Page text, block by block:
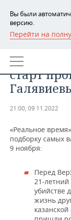
Вы были
версию.
Перейти на
РЕГИОНЫ
ТАТАРСТАН
НОВОСТИ
АНАЛИТИКА
ДЕКЛАРАЦИИ
КОРОЛИ
ВУЗЫ
КОМУ
ТОРГОВЫЕ
ТАТАРСТАНА
НОВОСТИ
ФИНАНСЫ
БАНКИ
БЮДЖЕТ
ИНВЕСТИЦИИ
НОВОСТИ
АГРОПРОМ
НОВОСТИ
АВТО
НОВОСТИ
БИЗНЕС
НОВОСТИ
ТЕХНОЛОГИИ
Итоги
старт
21:00, 09.11.2022
«Реальное
подборку самых
9 ноября:
Перед
21-
убийстве
жизнь